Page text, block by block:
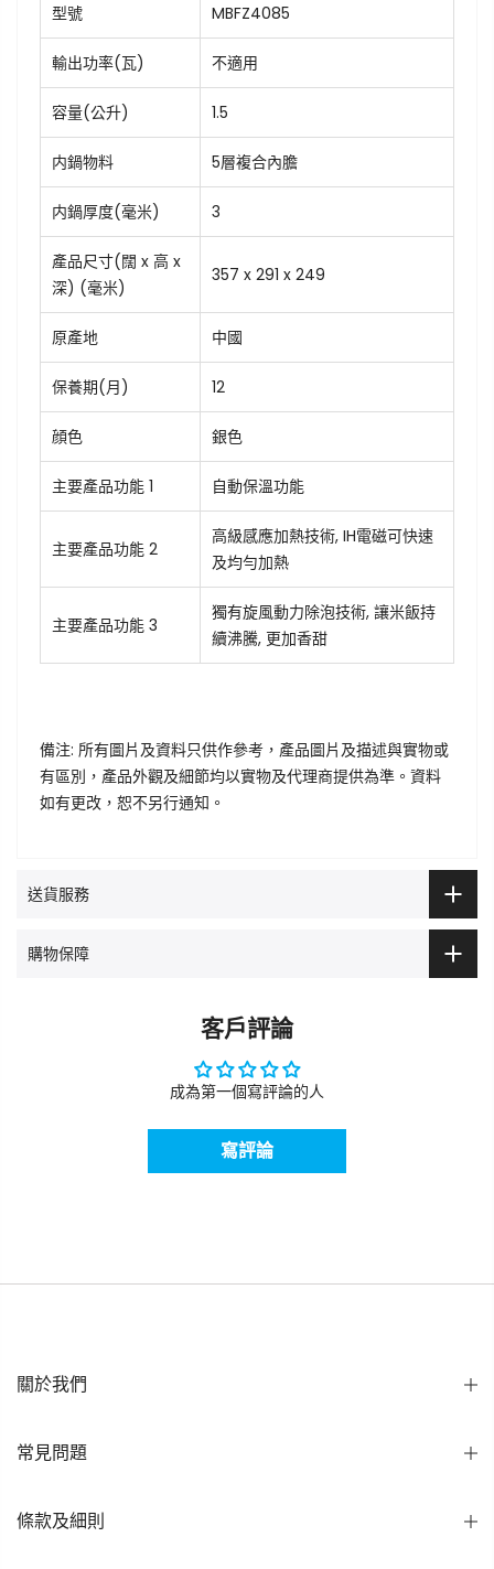
型號 MBFZ4085
輸出功率(瓦) 不適用
容量(公升) 1.5
内鍋物料 5層複合內膽
内鍋厚度(毫米) 3
產品尺寸(闊 x 高 x
深) (毫米)
357 x 291 x 249
原產地 中國
保養期(月) 12
顔色 銀色
主要產品功能 1 自動保溫功能
主要產品功能 2
高級感應加熱技術, IH電磁可快速
及均勻加熱
主要產品功能 3
獨有旋風動力除泡技術, 讓米飯持
續沸騰, 更加香甜
備注: 所有圖片及資料只供作參考，產品圖片及描述與實物或
有區別，產品外觀及細節均以實物及代理商提供為準。資料
如有更改，恕不另行通知。
送貨服務
購物保障
客戶評論
成為第一個寫評論的人
寫評論
關於我們
常見問題
條款及細則